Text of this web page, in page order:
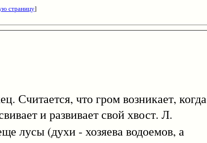
страницу]
Считается, что гром возникает, когда
и развивает свой хвост. Л.
лусы (духи - хозяева водоемов, а